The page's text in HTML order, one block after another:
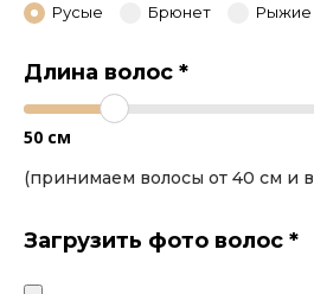
Русые Брюнет Рыжие
Длина волос *
50 см
(принимаем волосы от 40 см и
Загрузить фото волос *